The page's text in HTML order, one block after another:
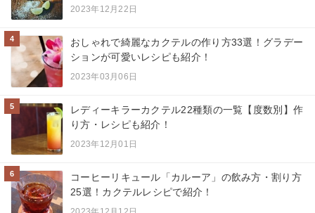
2023年12月22日
4
おしゃれで綺麗なカクテルの作り方33選！グラデー
ションが可愛いレシピも紹介！
2023年03月06日
5
レディーキラーカクテル22種類の一覧【度数別】作
り方・レシピも紹介！
2023年12月01日
6
コーヒーリキュール「カルーア」の飲み方・割り方
25選！カクテルレシピで紹介！